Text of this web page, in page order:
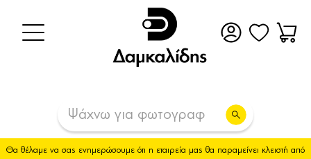
Θα θέλαμε να σας ενημερώσουμε ότι η εταιρεία μας θα παραμείνει κλειστή από